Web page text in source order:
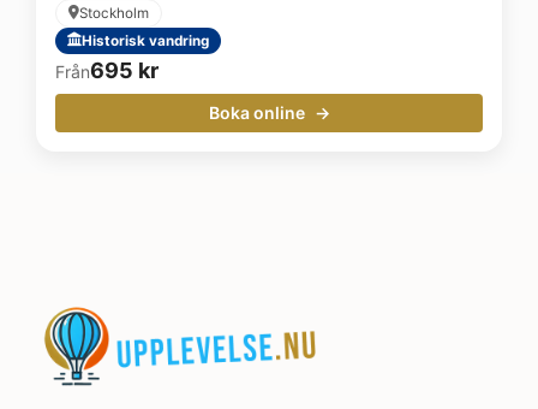
Stockholm
Historisk vandring
Från695 kr
Boka online